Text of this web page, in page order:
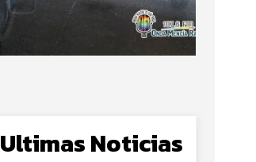
Ultimas Noticias